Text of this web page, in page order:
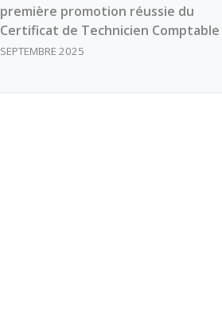
première promotion réussie du
Certificat de Technicien Comptable
SEPTEMBRE 2025